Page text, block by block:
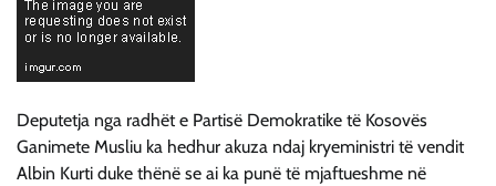
Deputetja nga radhët e Partisë Demokratike të Kosovës
Ganimete Musliu ka hedhur akuza ndaj kryeministri të vendit
Albin Kurti duke thënë se ai ka punë të mjaftueshme në